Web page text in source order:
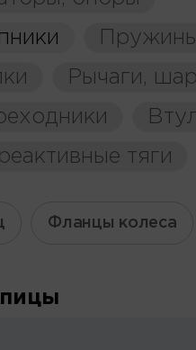
Рычаги,
тяги
Фланцы колеса